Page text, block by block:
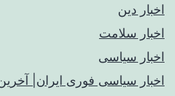
اخبار دین
اخبار سلامت
اخبار سیاسی
اخبار سیاسی فوری ایران|